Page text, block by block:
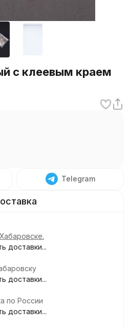
с клеевым краем
Telegram
доставки...
доставки...
по России
доставки...